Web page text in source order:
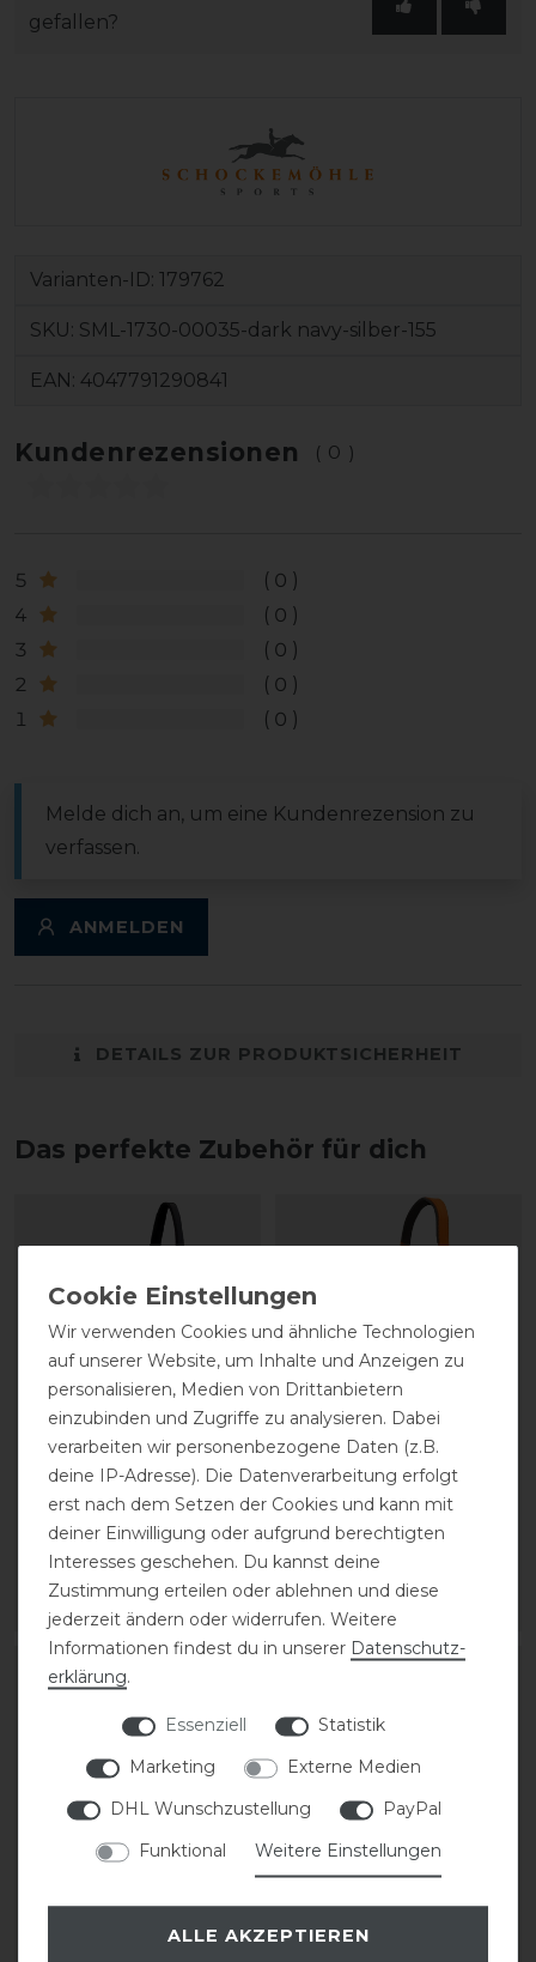
gefallen?
Varianten-ID: 179762
SKU: SML-1730-00035-dark navy-silber-155
EAN: 4047791290841
Kundenrezensionen (0)
5
0
4
0
3
0
2
0
1
0
Melde dich an, um eine Kundenrezension zu
verfassen.
ANMELDEN
DETAILS ZUR PRODUKTSICHERHEIT
Das perfekte Zubehör für dich
Schockemöhle Sports
Memphis Halfter
29,95 € *
ARTIKEL MERKEN
Schockemöhle Sports
Memphis Halfter
29,95 € *
ARTIKEL MERKEN
-20%
Memphis Halfter
Memphis Halfter
Wir verwenden Cookies und ähnliche Technologien
auf unserer Website, um Inhalte und Anzeigen zu
personalisieren, Medien von Drittanbietern
einzubinden und Zugriffe zu analysieren. Dabei
verarbeiten wir personenbezogene Daten (z.B.
deine IP-Adresse). Die Datenverarbeitung erfolgt
erst nach dem Setzen der Cookies und kann mit
deiner Einwilligung oder aufgrund berechtigten
Interesses geschehen. Du kannst deine
Zustimmung erteilen oder ablehnen und diese
jederzeit ändern oder widerrufen. Weitere
Informationen findest du in unserer Daten­schutz­
erklärung.
Essenziell
Statistik
Marketing
Externe Medien
DHL Wunschzustellung
PayPal
Funktional
Weitere Einstellungen
ALLE AKZEPTIEREN